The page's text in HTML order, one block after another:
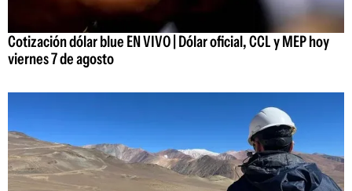
Cotización dólar blue EN VIVO | Dólar oficial, CCL y MEP hoy
viernes 7 de agosto